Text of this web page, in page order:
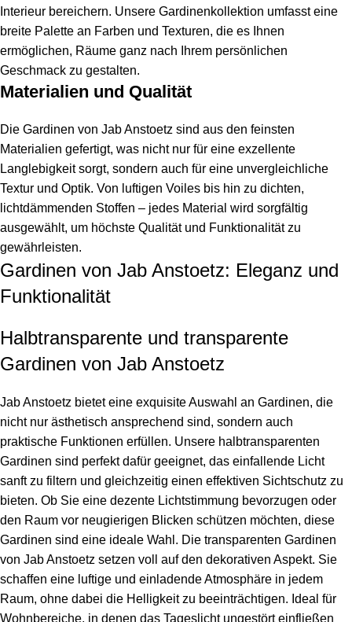
Interieur bereichern. Unsere Gardinenkollektion umfasst eine
breite Palette an Farben und Texturen, die es Ihnen
ermöglichen, Räume ganz nach Ihrem persönlichen
Geschmack zu gestalten.
Materialien und Qualität
Die Gardinen von Jab Anstoetz sind aus den feinsten
Materialien gefertigt, was nicht nur für eine exzellente
Langlebigkeit sorgt, sondern auch für eine unvergleichliche
Textur und Optik. Von luftigen Voiles bis hin zu dichten,
lichtdämmenden Stoffen – jedes Material wird sorgfältig
ausgewählt, um höchste Qualität und Funktionalität zu
gewährleisten.
Gardinen von Jab Anstoetz: Eleganz und
Funktionalität
Halbtransparente und transparente
Gardinen von Jab Anstoetz
Jab Anstoetz bietet eine exquisite Auswahl an Gardinen, die
nicht nur ästhetisch ansprechend sind, sondern auch
praktische Funktionen erfüllen. Unsere halbtransparenten
Gardinen sind perfekt dafür geeignet, das einfallende Licht
sanft zu filtern und gleichzeitig einen effektiven Sichtschutz zu
bieten. Ob Sie eine dezente Lichtstimmung bevorzugen oder
den Raum vor neugierigen Blicken schützen möchten, diese
Gardinen sind eine ideale Wahl. Die transparenten Gardinen
von Jab Anstoetz setzen voll auf den dekorativen Aspekt. Sie
schaffen eine luftige und einladende Atmosphäre in jedem
Raum, ohne dabei die Helligkeit zu beeinträchtigen. Ideal für
Wohnbereiche, in denen das Tageslicht ungestört einfließen